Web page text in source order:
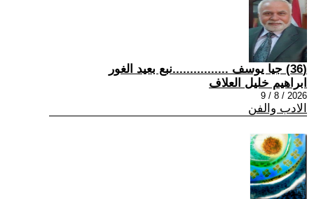
(36) جيا يوسف ................نبع بعيد الغور
ابراهيم خليل العلاف
2026 / 8 / 9
الادب والفن